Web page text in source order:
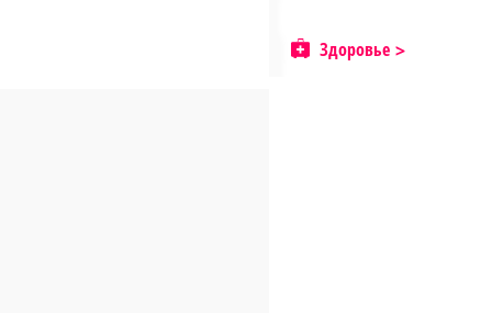
Здоровье